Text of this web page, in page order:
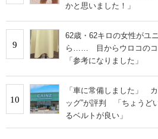
かと思いました！」
9
62歳・62キロの女性がユ
ら…… 目からウロコのコ
「参考になりました」
10
「車に常備しました」
ッグ”が評判 「ちょうど
るベルトが良い」